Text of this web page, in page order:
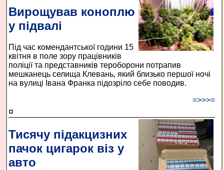
Вирощував коноплю
у підвалі
Під час комендантської години 15
квітня в поле зору працівників
поліції та представників тероборони потрапив
мешканець селища Клевань, який близько першої ночі
на вулиці Івана Франка підозріло себе поводив.
=>>>=
¤
Тисячу підакцизних
пачок цигарок віз у
авто